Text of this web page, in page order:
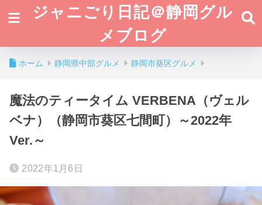
ジャニごり日記＠静岡グル
メブログ
ホーム 静岡県中部グルメ 静岡市葵区グルメ
魔法のティータイム VERBENA（ヴェル
ベナ）（静岡市葵区七間町）～2022年
Ver.～
2022年1月6日